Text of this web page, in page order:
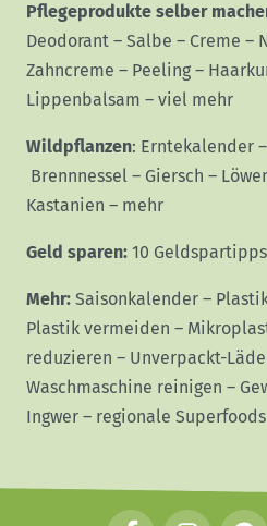
Pflegeprodukte selber
Deodorant – Salbe – Creme –
Zahncreme – Peeling –
Lippenbalsam – viel mehr
Wildpflanzen: Erntekalender –
Brennnessel – Giersch –
Kastanien – mehr
Geld sparen: 10 Geldspartipps
Mehr: Saisonkalender –
Plastik vermeiden –
reduzieren – Unverpackt-
Waschmaschine reinigen –
Ingwer – regionale Superfoods